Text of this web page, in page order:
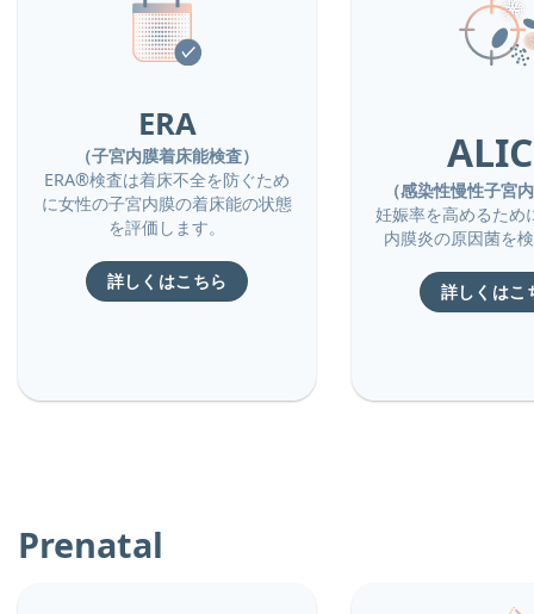
ERA
（子宮内膜着床能検査）
ERA®検査は着床不全を防ぐため
に女性の子宮内膜の着床能の状態
を評価します。
詳しくはこちら
（感染性慢性子宮
妊娠率を高めるため
内膜炎の原因菌を
詳しくはこ
Prenatal